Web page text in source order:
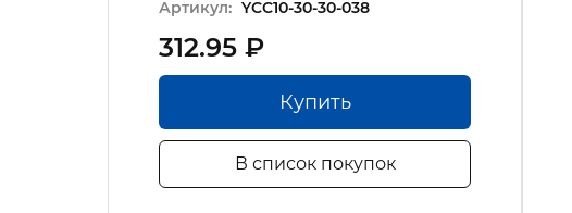
Артикул: YCC10-30-30-038
312.95 ₽
Купить
В список покупок